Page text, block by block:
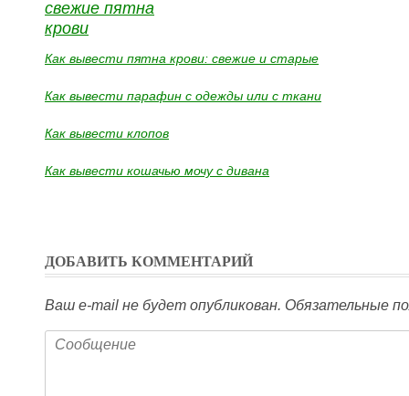
Как вывести пятна крови: свежие и старые
Как вывести парафин с одежды или с ткани
Как вывести клопов
Как вывести кошачью мочу с дивана
ДОБАВИТЬ КОММЕНТАРИЙ
Ваш e-mail не будет опубликован. Обязательные